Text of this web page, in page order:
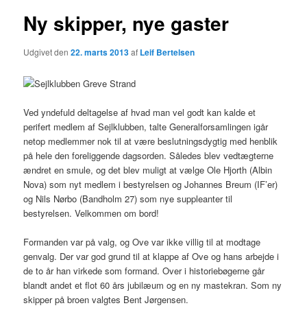
Ny skipper, nye gaster
Udgivet den22. marts 2013af Leif Bertelsen
Ved yndefuld deltagelse af hvad man vel godt kan kalde et
perifert medlem af Sejlklubben, talte Generalforsamlingen igår
netop medlemmer nok til at være beslutningsdygtig med henblik
på hele den foreliggende dagsorden. Således blev vedtægterne
ændret en smule, og det blev muligt at vælge Ole Hjorth (Albin
Nova) som nyt medlem i bestyrelsen og Johannes Breum (IF’er)
og Nils Nørbo (Bandholm 27) som nye suppleanter til
bestyrelsen. Velkommen om bord!
Formanden var på valg, og Ove var ikke villig til at modtage
genvalg. Der var god grund til at klappe af Ove og hans arbejde i
de to år han virkede som formand. Over i historiebøgerne går
blandt andet et flot 60 års jubilæum og en ny mastekran. Som ny
skipper på broen valgtes Bent Jørgensen.